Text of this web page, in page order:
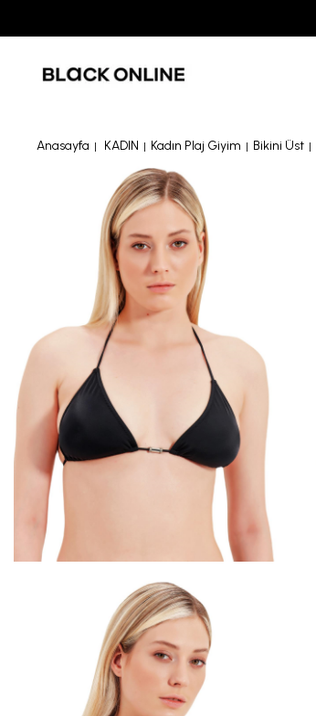
Anasayfa KADIN Kadın Plaj Giyim Bikini Üst